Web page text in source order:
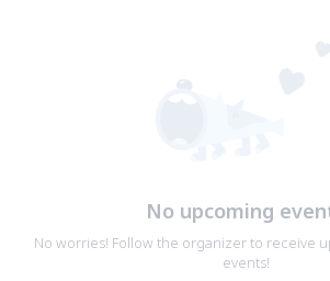
No upcoming
No worries! Follow the organizer to receive
events!